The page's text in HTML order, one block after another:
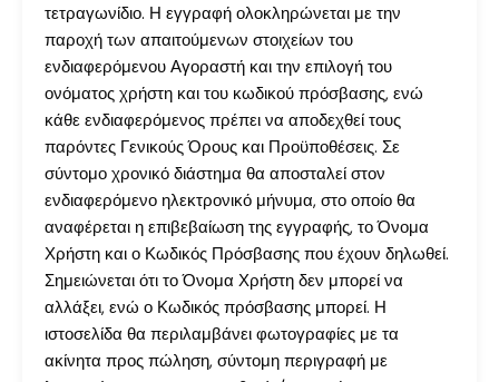
τετραγωνίδιο. Η εγγραφή ολοκληρώνεται με την
παροχή των απαιτούμενων στοιχείων του
ενδιαφερόμενου Αγοραστή και την επιλογή του
ονόματος χρήστη και του κωδικού πρόσβασης, ενώ
κάθε ενδιαφερόμενος πρέπει να αποδεχθεί τους
παρόντες Γενικούς Όρους και Προϋποθέσεις. Σε
σύντομο χρονικό διάστημα θα αποσταλεί στον
ενδιαφερόμενο ηλεκτρονικό μήνυμα, στο οποίο θα
αναφέρεται η επιβεβαίωση της εγγραφής, το Όνομα
Χρήστη και ο Κωδικός Πρόσβασης που έχουν δηλωθεί.
Σημειώνεται ότι το Όνομα Χρήστη δεν μπορεί να
αλλάξει, ενώ ο Κωδικός πρόσβασης μπορεί. Η
ιστοσελίδα θα περιλαμβάνει φωτογραφίες με τα
ακίνητα προς πώληση, σύντομη περιγραφή με